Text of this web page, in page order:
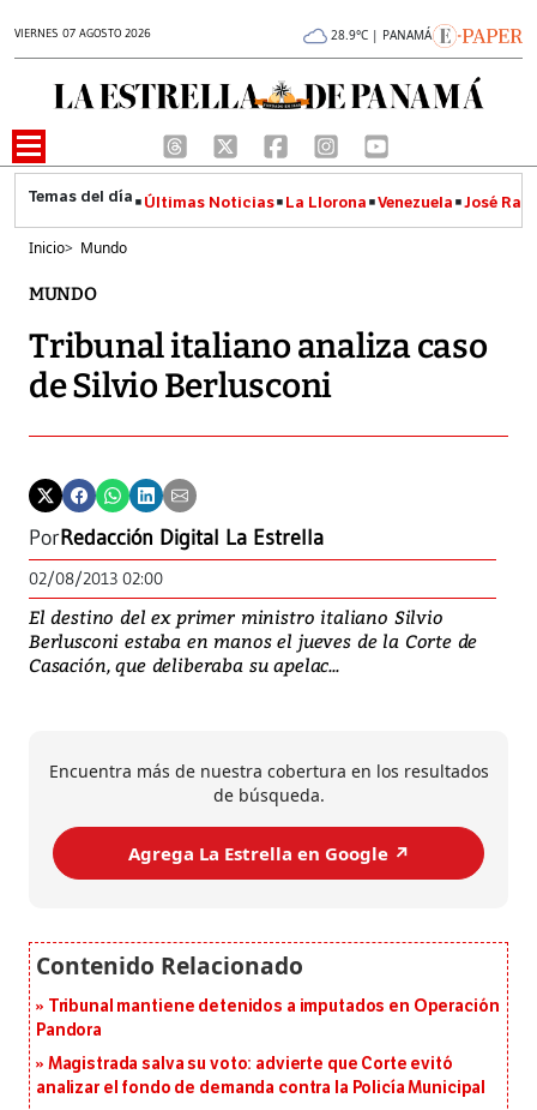
VIERNES 07 AGOSTO 2026 28.9°C | PANAMÁ
Últimas Noticias La Llorona Venezuela José
Inicio> Mundo
MUNDO
Tribunal italiano analiza caso
de Silvio Berlusconi
PorRedacción Digital La Estrella
02/08/2013 02:00
El destino del ex primer ministro italiano Silvio
Berlusconi estaba en manos el jueves de la Corte de
Casación, que deliberaba su apelac...
Encuentra más de nuestra cobertura en los resultados
de búsqueda.
Agrega La Estrella en Google ↗️
Tribunal mantiene detenidos a imputados en Operación
Pandora
Magistrada salva su voto: advierte que Corte evitó
analizar el fondo de demanda contra la Policía Municipal